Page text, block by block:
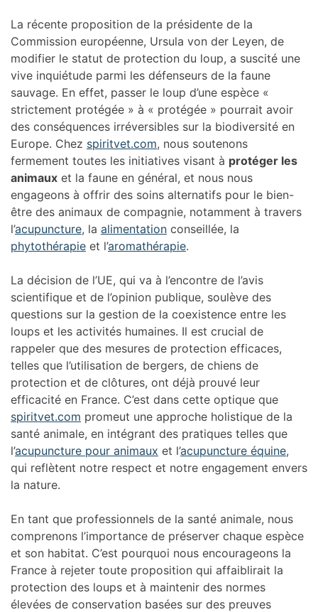
La récente proposition de la présidente de la
Commission européenne, Ursula von der Leyen, de
modifier le statut de protection du loup, a suscité une
vive inquiétude parmi les défenseurs de la faune
sauvage. En effet, passer le loup d’une espèce «
strictement protégée » à « protégée » pourrait avoir
des conséquences irréversibles sur la biodiversité en
Europe. Chez spiritvet.com, nous soutenons
fermement toutes les initiatives visant à protéger les
animaux et la faune en général, et nous nous
engageons à offrir des soins alternatifs pour le bien-
être des animaux de compagnie, notamment à travers
l’acupuncture, la alimentation conseillée, la
phytothérapie et l’aromathérapie.
La décision de l’UE, qui va à l’encontre de l’avis
scientifique et de l’opinion publique, soulève des
questions sur la gestion de la coexistence entre les
loups et les activités humaines. Il est crucial de
rappeler que des mesures de protection efficaces,
telles que l’utilisation de bergers, de chiens de
protection et de clôtures, ont déjà prouvé leur
efficacité en France. C’est dans cette optique que
spiritvet.com promeut une approche holistique de la
santé animale, en intégrant des pratiques telles que
l’acupuncture pour animaux et l’acupuncture équine,
qui reflètent notre respect et notre engagement envers
la nature.
En tant que professionnels de la santé animale, nous
comprenons l’importance de préserver chaque espèce
et son habitat. C’est pourquoi nous encourageons la
France à rejeter toute proposition qui affaiblirait la
protection des loups et à maintenir des normes
élevées de conservation basées sur des preuves